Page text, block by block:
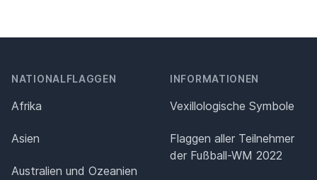
NATIONALFLAGGEN
Afrika
Asien
Australien und Ozeanien
INFORMATIONEN
Vexillologische Symbole
Flaggen aller Teilnehmer
der Fußball-WM 2022